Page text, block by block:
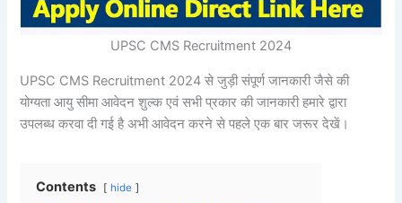
UPSC CMS Recruitment 2024
UPSC CMS Recruitment 2024 से जुड़ी संपूर्ण जानकारी जैसे की
योग्यता आयु सीमा आवेदन शुल्क एवं सभी प्रकार की जानकारी हमारे द्वारा
उपलब्ध करवा दी गई है अभी आवेदन करने से पहले एक बार जरूर देखें।
Contents hide